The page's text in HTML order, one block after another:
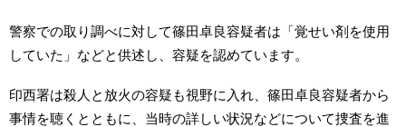
警察での取り調べに対して篠田卓良容疑者は「覚せい剤を使用
していた」などと供述し、容疑を認めています。
印西署は殺人と放火の容疑も視野に入れ、篠田卓良容疑者から
事情を聴くとともに、当時の詳しい状況などについて捜査を進